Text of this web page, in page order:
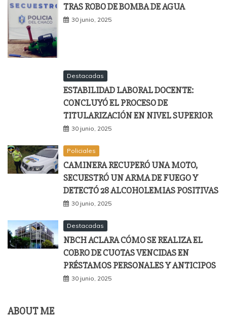
TRAS ROBO DE BOMBA DE AGUA
30 junio, 2025
Destacadas
ESTABILIDAD LABORAL DOCENTE:
CONCLUYÓ EL PROCESO DE
TITULARIZACIÓN EN NIVEL SUPERIOR
30 junio, 2025
Policiales
CAMINERA RECUPERÓ UNA MOTO,
SECUESTRÓ UN ARMA DE FUEGO Y
DETECTÓ 28 ALCOHOLEMIAS POSITIVAS
30 junio, 2025
Destacadas
NBCH ACLARA CÓMO SE REALIZA EL
COBRO DE CUOTAS VENCIDAS EN
PRÉSTAMOS PERSONALES Y ANTICIPOS
30 junio, 2025
ABOUT ME